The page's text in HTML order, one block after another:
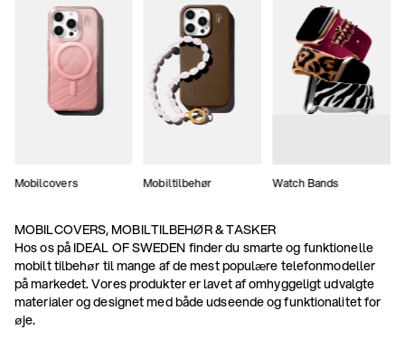
Mobilcovers Mobiltilbehør Watch Bands
MOBILCOVERS, MOBILTILBEHØR & TASKER
Hos os på IDEAL OF SWEDEN finder du smarte og funktionelle
mobilt tilbehør til mange af de mest populære telefonmodeller
på markedet. Vores produkter er lavet af omhyggeligt udvalgte
materialer og designet med både udseende og funktionalitet for
øje.